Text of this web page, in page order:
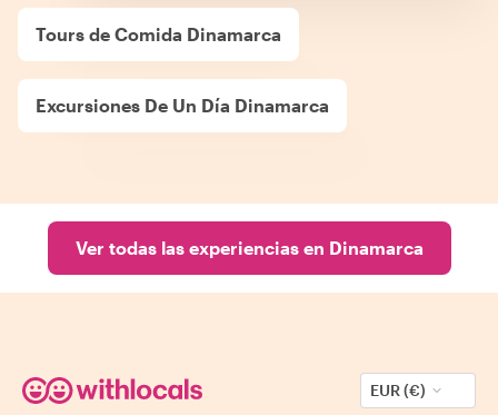
Tours de Comida Dinamarca
Excursiones De Un Día Dinamarca
Ver todas las experiencias en Dinamarca
EUR (€)